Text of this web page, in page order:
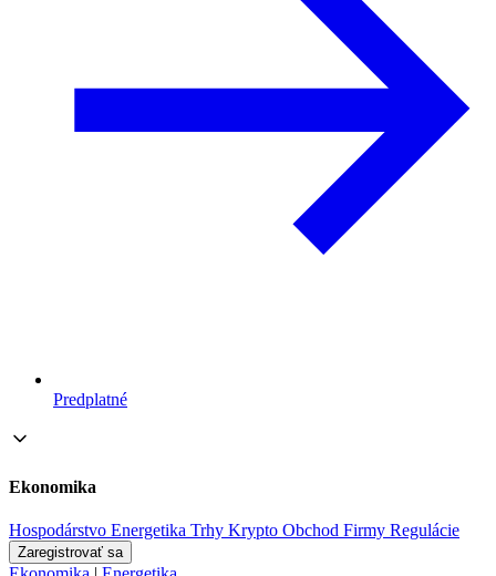
Predplatné
Ekonomika
Hospodárstvo Energetika Trhy Krypto Obchod Firmy Regulácie
Zaregistrovať sa